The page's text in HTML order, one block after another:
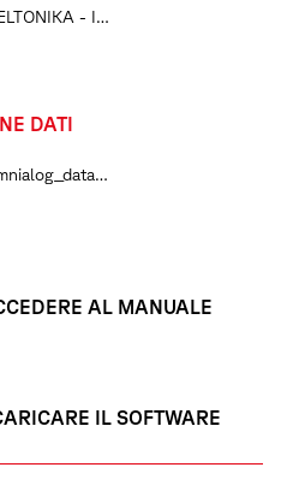
ISTRUZIONI ROUTER TELTONIKA - IT_00
DATI
OMNIA_DAS_EN_07_omnialog_data_aquisistion_system
AL MANUALE
IL SOFTWARE